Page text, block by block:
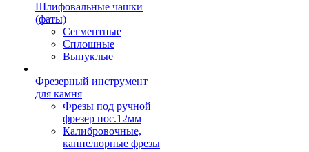
Шлифовальные чашки
(фаты)
Сегментные
Сплошные
Выпуклые
Фрезерный инструмент
для камня
Фрезы под ручной
фрезер пос.12мм
Калибровочные,
каннелюрные фрезы